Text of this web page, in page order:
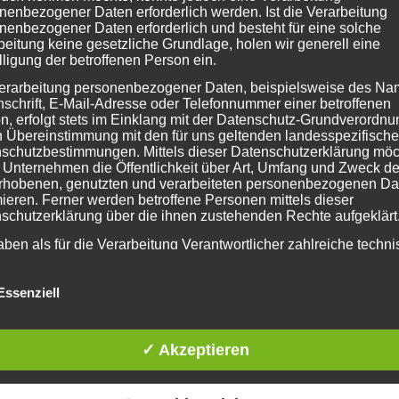
SEPTEMBER 2020:
Stiftung „Leben pur“
ich eigentlich an den Veranstaltungen
„Essen und Trinken“ bei Menschen mit
pur“ teilnehmen. Durch meine
Auch das Thema
Alltag. Aufgrund der Corona Krise fanden die
und […]
Daten erforderlich werden. Ist die Verarbeitung
Daten erforderlich und besteht für eine solche
keine gesetzliche Grundlage, holen wir generell eine
der betroffenen Person ein.
personenbezogener Daten, beispielsweise des
E-Mail-Adresse oder Telefonnummer einer betroffenen
erfolgt stets im Einklang mit der Datenschutz-
Übereinstimmung mit den für uns geltenden
Mittels dieser Datenschutzerklärung
Unternehmen die Öffentlichkeit über Art, Umfang und Zweck
genutzten und verarbeiteten personenbezogenen
Ferner werden betroffene Personen mittels dieser
über die ihnen zustehenden Rechte
als für die Verarbeitung Verantwortlicher zahlreiche
Daten sicherzustellen. Dennoch können
Grund steht es jeder betroffenen Person frei,
Daten auch auf alternativen Wegen,
an uns zu übermitteln.
✓ Akzeptieren